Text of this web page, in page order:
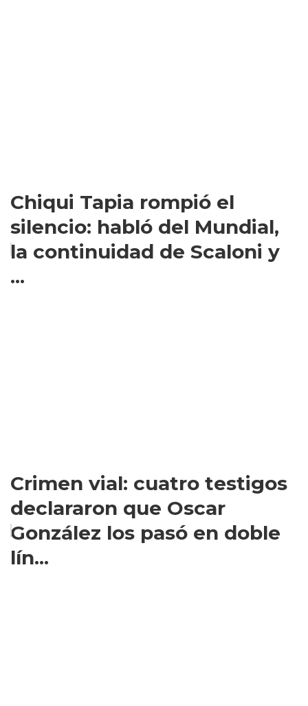
Chiqui Tapia rompió el
silencio: habló del Mundial,
la continuidad de Scaloni y
...
Crimen vial: cuatro testigos
declararon que Oscar
González los pasó en doble
lín...